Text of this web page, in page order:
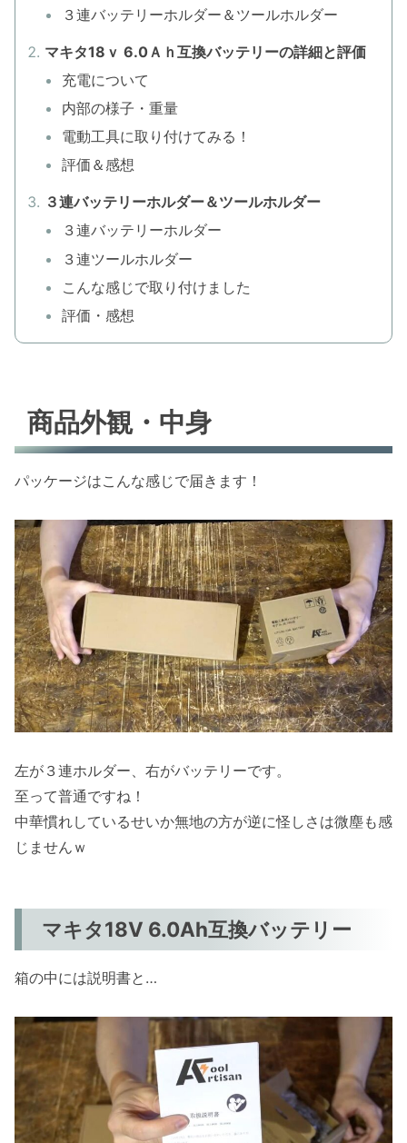
３連バッテリーホルダー＆ツールホルダー
マキタ18ｖ 6.0Ａｈ互換バッテリーの詳細と評価
充電について
内部の様子・重量
電動工具に取り付けてみる！
評価＆感想
３連バッテリーホルダー＆ツールホルダー
３連バッテリーホルダー
３連ツールホルダー
こんな感じで取り付けました
評価・感想
商品外観・中身
パッケージはこんな感じで届きます！
左が３連ホルダー、右がバッテリーです。
至って普通ですね！
中華慣れしているせいか無地の方が逆に怪しさは微塵も感
じませんｗ
マキタ18V 6.0Ah互換バッテリー
箱の中には説明書と…